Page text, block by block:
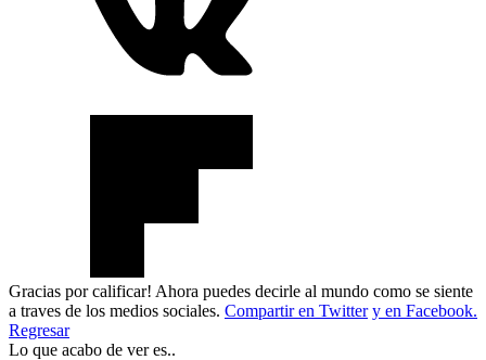
Gracias por calificar! Ahora puedes decirle al mundo como se siente
a traves de los medios sociales. Compartir en Twitter y en Facebook.
Regresar
Lo que acabo de ver es..